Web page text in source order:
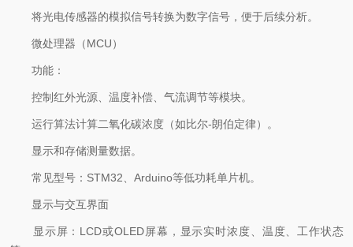
将光电传感器的模拟信号转换为数字信号，便于后续分析。
微处理器（MCU）
功能：
控制红外光源、温度补偿、气流调节等模块。
运行算法计算二氧化碳浓度（如比尔-朗伯定律）。
显示和存储测量数据。
常见型号：STM32、Arduino等低功耗单片机。
显示与交互界面
显示屏：LCD或OLED屏幕，显示实时浓度、温度、工作状态